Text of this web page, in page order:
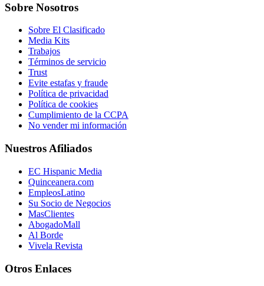
Sobre Nosotros
Sobre El Clasificado
Media Kits
Trabajos
Términos de servicio
Trust
Evite estafas y fraude
Política de privacidad
Política de cookies
Cumplimiento de la CCPA
No vender mi información
Nuestros Afiliados
EC Hispanic Media
Quinceanera.com
EmpleosLatino
Su Socio de Negocios
MasClientes
AbogadoMall
Al Borde
Vivela Revista
Otros Enlaces